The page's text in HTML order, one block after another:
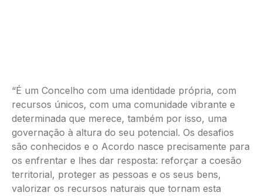
“É um Concelho com uma identidade própria, com
recursos únicos, com uma comunidade vibrante e
determinada que merece, também por isso, uma
governação à altura do seu potencial. Os desafios
são conhecidos e o Acordo nasce precisamente para
os enfrentar e lhes dar resposta: reforçar a coesão
territorial, proteger as pessoas e os seus bens,
valorizar os recursos naturais que tornam esta